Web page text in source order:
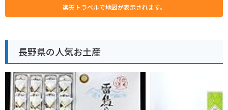
楽天トラベルで地図が表示されます。
長野県の人気お土産